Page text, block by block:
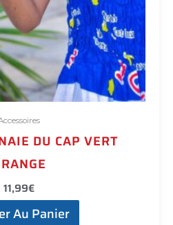
DU CAP VERT
11,99€
Au Panier